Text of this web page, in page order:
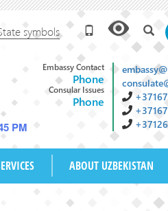
PM
symbols
Embassy Contact
Phone
Consular Issues
Phone
ABOUT UZBEKISTAN